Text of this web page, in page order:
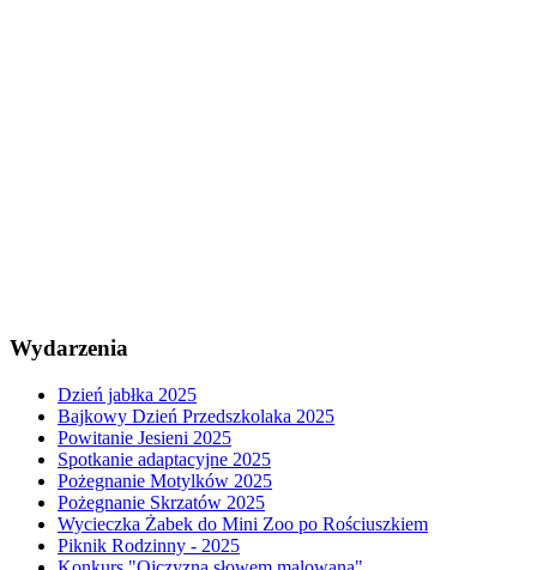
Wydarzenia
Dzień jabłka 2025
Bajkowy Dzień Przedszkolaka 2025
Powitanie Jesieni 2025
Spotkanie adaptacyjne 2025
Pożegnanie Motylków 2025
Pożegnanie Skrzatów 2025
Wycieczka Żabek do Mini Zoo po Rościuszkiem
Piknik Rodzinny - 2025